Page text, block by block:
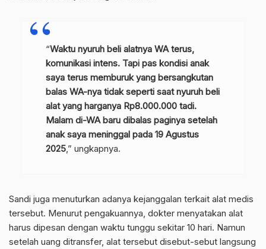
“Waktu nyuruh beli alatnya WA terus,
komunikasi intens. Tapi pas kondisi anak
saya terus memburuk yang bersangkutan
balas WA-nya tidak seperti saat nyuruh beli
alat yang harganya Rp8.000.000 tadi.
Malam di-WA baru dibalas paginya setelah
anak saya meninggal pada 19 Agustus
2025,” ungkapnya.
Sandi juga menuturkan adanya kejanggalan terkait alat medis
tersebut. Menurut pengakuannya, dokter menyatakan alat
harus dipesan dengan waktu tunggu sekitar 10 hari. Namun
setelah uang ditransfer, alat tersebut disebut-sebut langsung